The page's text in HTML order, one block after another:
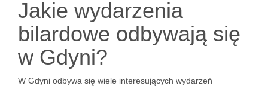
Jakie wydarzenia
bilardowe odbywają się
w Gdyni?
W Gdyni odbywa się wiele interesujących wydarzeń